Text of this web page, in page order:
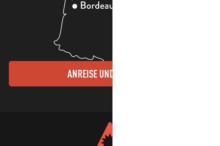
ANREISE UND KONTAKTE